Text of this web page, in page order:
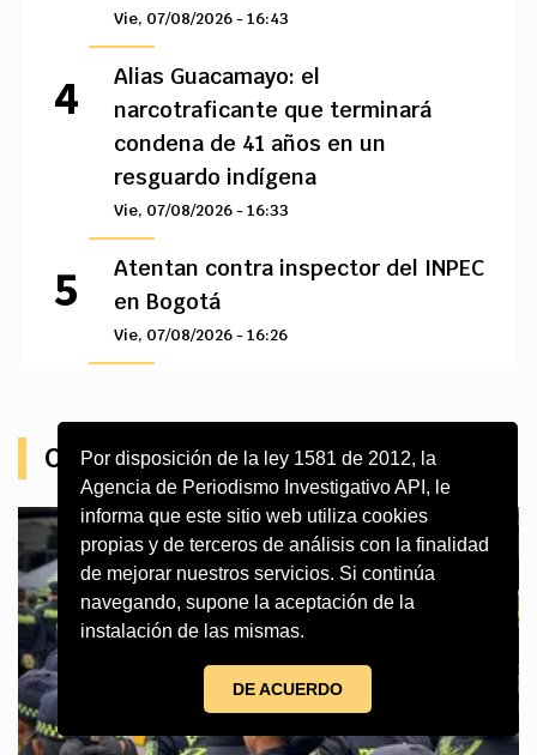
Por disposición de la ley 1581 de 2012, la
Agencia de Periodismo Investigativo API, le
informa que este sitio web utiliza cookies
propias y de terceros de análisis con la finalidad
de mejorar nuestros servicios. Si continúa
navegando, supone la aceptación de la
instalación de las mismas.
DE ACUERDO
Vie, 07/08/2026 - 16:43
Alias Guacamayo: el
narcotraficante que terminará
condena de 41 años en un
resguardo indígena
Vie, 07/08/2026 - 16:33
Atentan contra inspector del INPEC
en Bogotá
Vie, 07/08/2026 - 16:26
Otros Contenidos